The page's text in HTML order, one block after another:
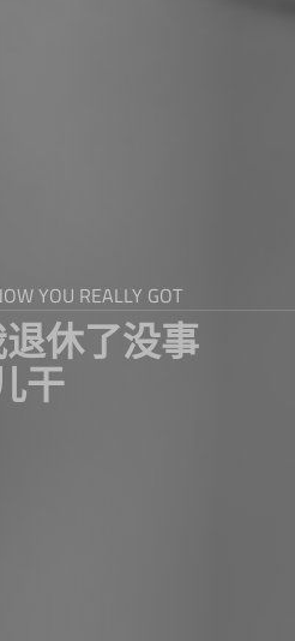
YOU REALLY GOT
休了没事
干